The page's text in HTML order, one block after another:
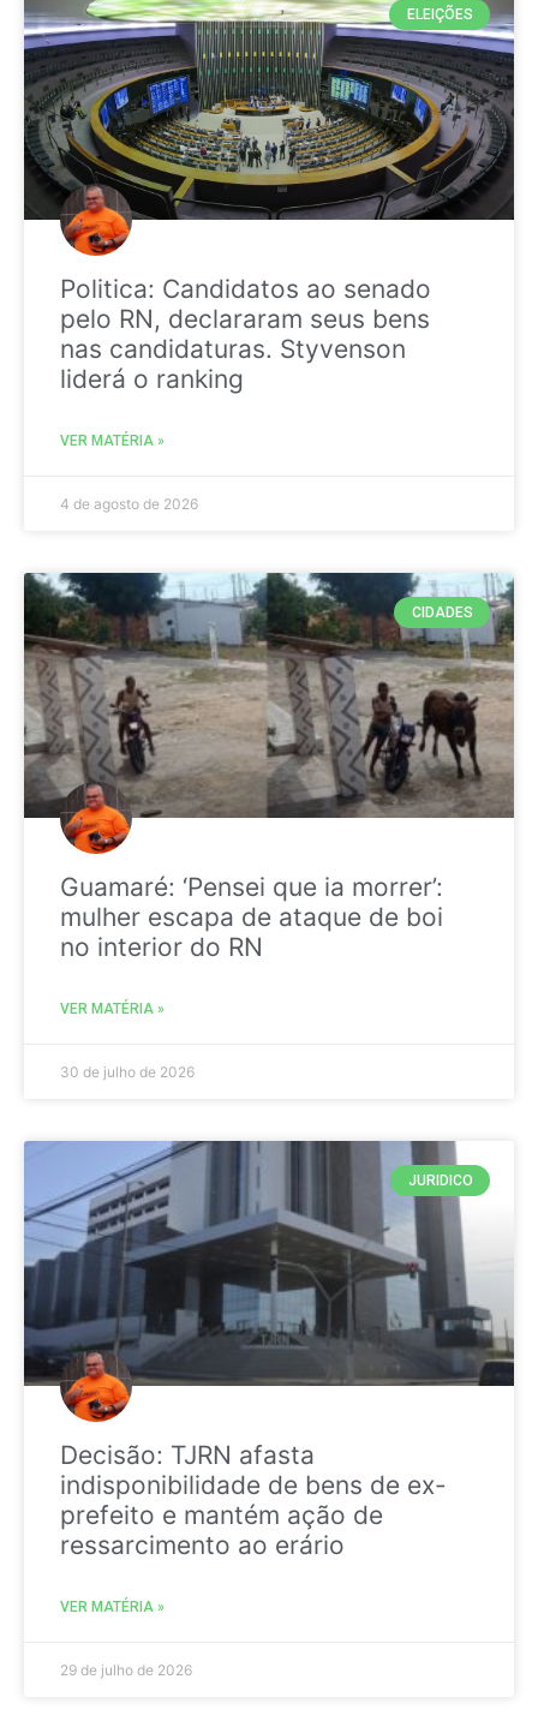
ELEIÇÕES
Politica: Candidatos ao senado
pelo RN, declararam seus bens
nas candidaturas. Styvenson
liderá o ranking
VER MATÉRIA »
4 de agosto de 2026
CIDADES
Guamaré: ‘Pensei que ia morrer’:
mulher escapa de ataque de boi
no interior do RN
VER MATÉRIA »
30 de julho de 2026
JURIDICO
Decisão: TJRN afasta
indisponibilidade de bens de ex-
prefeito e mantém ação de
ressarcimento ao erário
VER MATÉRIA »
29 de julho de 2026